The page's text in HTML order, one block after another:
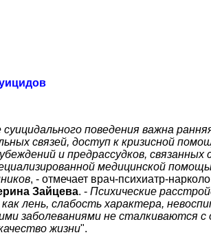
поведения важна
связей, доступ к кризисной
и предрассудков,
медицинской
, - отмечает врач-психиатр-
Зайцева. - Психические
лень, слабость характера,
заболеваниями не сталкиваются
жизни".